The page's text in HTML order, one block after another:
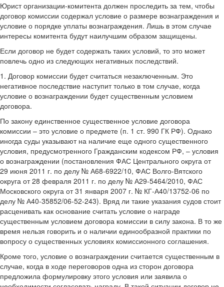
Юрист организации-комитента должен проследить за тем, чтобы
договор комиссии содержал условие о размере вознаграждения и
условие о порядке уплаты вознаграждения. Лишь в этом случае
интересы комитента будут наилучшим образом защищены.
Если договор не будет содержать таких условий, то это может
повлечь одно из следующих негативных последствий.
1. Договор комиссии будет считаться незаключенным. Это
негативное последствие наступит только в том случае, когда
условие о вознаграждении будет существенным условием
договора.
По закону единственное существенное условие договора
комиссии – это условие о предмете (п. 1 ст. 990 ГК РФ). Однако
иногда суды указывают на наличие еще одного существенного
условия, предусмотренного Гражданским кодексом РФ, – условия
о вознаграждении (постановления ФАС Центрального округа от
29 июня 2011 г. по делу № А68-6922/10, ФАС Волго-Вятского
округа от 28 февраля 2011 г. по делу № А29-5464/2010, ФАС
Московского округа от 31 января 2007 г. № КГ-А40/13752-06 по
делу № А40-35852/06-52-243). Вряд ли такие указания судов стоит
расценивать как основание считать условие о награде
существенным условием договора комиссии в силу закона. В то же
время нельзя говорить и о наличии единообразной практики по
вопросу о существенных условиях комиссионного соглашения.
Кроме того, условие о вознаграждении считается существенным в
случае, когда в ходе переговоров одна из сторон договора
предложила формулировку этого условия или заявила о